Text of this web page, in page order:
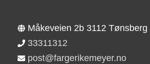
Måkeveien 2b 3112 Tønsberg
33311312
post@fargerikemeyer.no